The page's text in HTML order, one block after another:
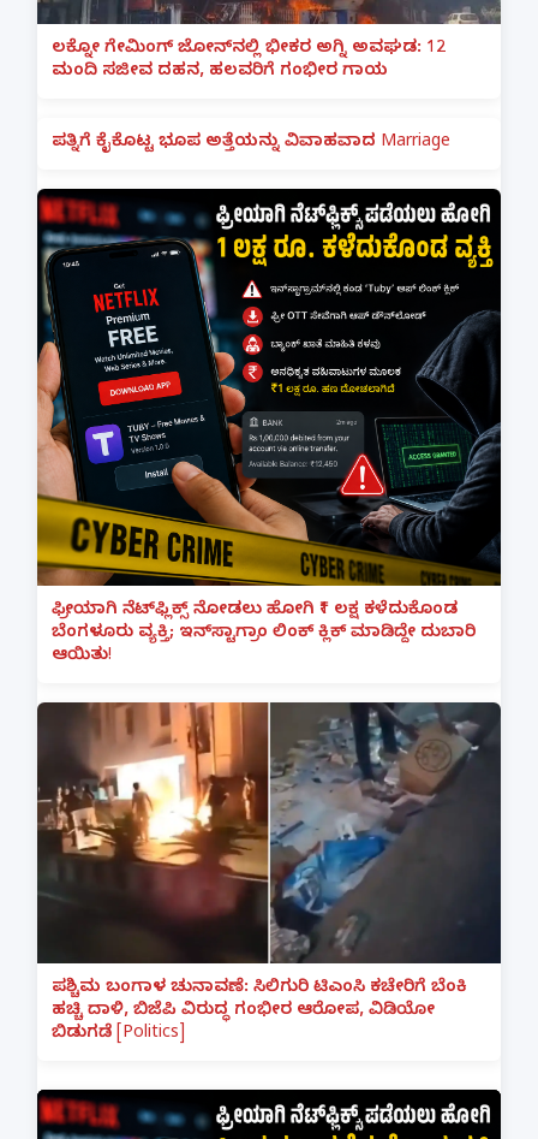
ಲಕ್ನೋ ಗೇಮಿಂಗ್ ಜೋನ್‌ನಲ್ಲಿ ಭೀಕರ ಅಗ್ನಿ ಅವಘಡ: 12
ಮಂದಿ ಸಜೀವ ದಹನ, ಹಲವರಿಗೆ ಗಂಭೀರ ಗಾಯ
ಪತ್ನಿಗೆ ಕೈಕೊಟ್ಟ ಭೂಪ ಅತ್ತೆಯನ್ನು ವಿವಾಹವಾದ Marriage
ಫ್ರೀಯಾಗಿ ನೆಟ್‌ಫ್ಲಿಕ್ಸ್ ನೋಡಲು ಹೋಗಿ ₹1 ಲಕ್ಷ ಕಳೆದುಕೊಂಡ
ಬೆಂಗಳೂರು ವ್ಯಕ್ತಿ; ಇನ್‌ಸ್ಟಾಗ್ರಾಂ ಲಿಂಕ್ ಕ್ಲಿಕ್ ಮಾಡಿದ್ದೇ ದುಬಾರಿ
ಆಯಿತು!
ಪಶ್ಚಿಮ ಬಂಗಾಳ ಚುನಾವಣೆ: ಸಿಲಿಗುರಿ ಟಿಎಂಸಿ ಕಚೇರಿಗೆ ಬೆಂಕಿ
ಹಚ್ಚಿ ದಾಳಿ, ಬಿಜೆಪಿ ವಿರುದ್ಧ ಗಂಭೀರ ಆರೋಪ, ವಿಡಿಯೋ
ಬಿಡುಗಡೆ [Politics]